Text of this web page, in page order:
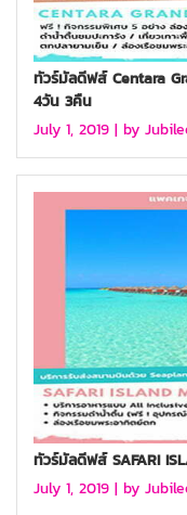
ทัวร์มัลดีฟส์ Centara
4วัน 3คืน
July 1, 2019 | by
ทัวร์มัลดีฟส์ SAFARI
July 1, 2019 | by